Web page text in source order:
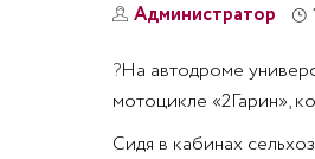
Администратор
?На автодроме
мотоцикле «2Гарин»,
Сидя в кабинах